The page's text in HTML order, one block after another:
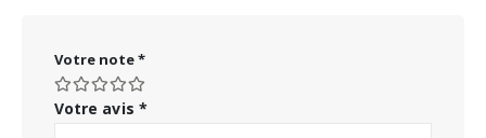
Votre note*
Votre avis *